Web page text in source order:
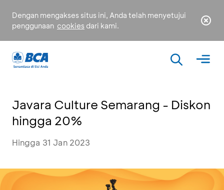
Dengan mengakses situs ini, Anda telah menyetujui
penggunaan cookies dari kami.
Javara Culture Semarang - Diskon
hingga 20%
Hingga 31 Jan 2023